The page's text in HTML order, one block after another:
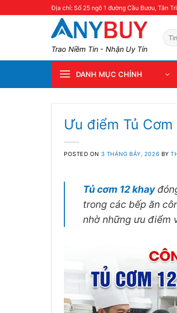
Địa chỉ: Số 25 ngõ 1 đường Cầu Bươu, Tân
Trao Niềm Tin - Nhận Uy Tín
Tìm
kiếm:
DANH MỤC CHÍNH
Ưu điểm Tủ Cơm
POSTED ON 3 THÁNG BẢY, 2026 BY
Tủ cơm 12 khay
trong các bếp ăn
nhờ những ưu điểm